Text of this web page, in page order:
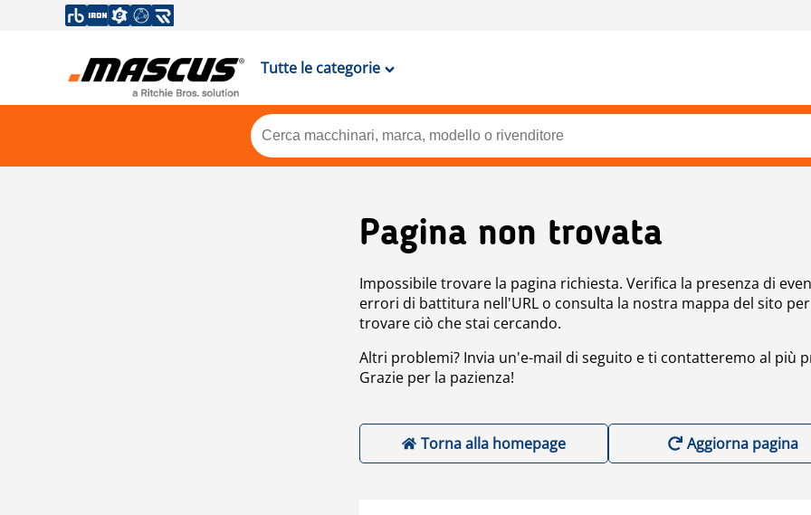
Tutte le categorie
Pagina non trovata
Impossibile trovare la pagina richiesta. Verifica la presenza di
errori di battitura nell'URL o consulta la nostra mappa del sito per
trovare ciò che stai cercando.
Altri problemi? Invia un'e-mail di seguito e ti contatteremo al più
Grazie per la pazienza!
Torna alla homepage Aggiorna pagina